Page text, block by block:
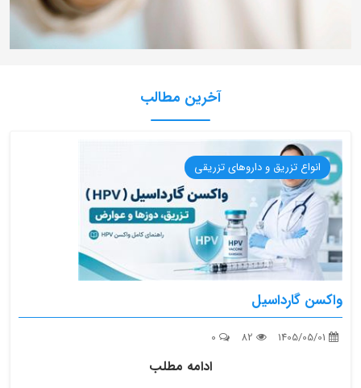
آخرین مطالب
انواع تزریق و داروهای تزریقی
واکسن گارداسیل
ادامه مطلب